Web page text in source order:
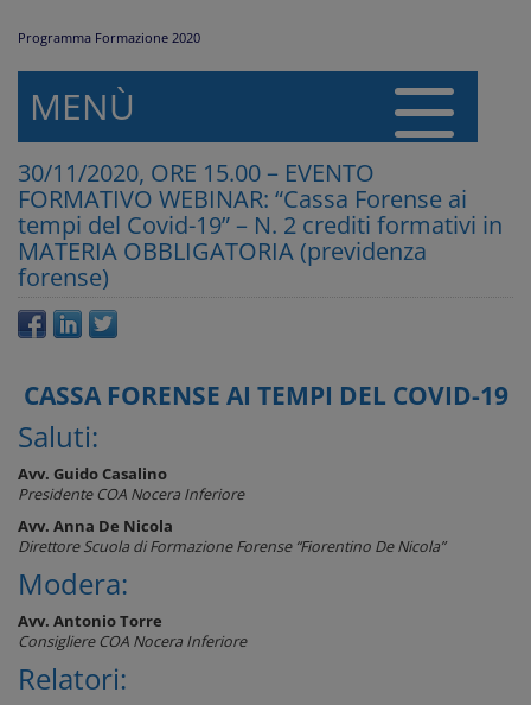
Programma Formazione 2020
MENÙ
30/11/2020, ORE 15.00 – EVENTO
FORMATIVO WEBINAR: “Cassa Forense ai
tempi del Covid-19” – N. 2 crediti formativi in
MATERIA OBBLIGATORIA (previdenza
forense)
CASSA FORENSE AI TEMPI DEL COVID-19
Saluti:
Avv. Guido Casalino
Presidente COA Nocera Inferiore
Avv. Anna De Nicola
Direttore Scuola di Formazione Forense “Fiorentino De Nicola”
Modera:
Avv. Antonio Torre
Consigliere COA Nocera Inferiore
Relatori: